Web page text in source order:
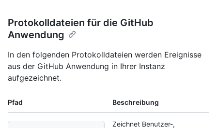
Protokolldateien für die GitHub
Anwendung
In den folgenden Protokolldateien werden Ereignisse
aus der GitHub Anwendung in Ihrer Instanz
aufgezeichnet.
Pfad Beschreibung
Zeichnet Benutzer-,